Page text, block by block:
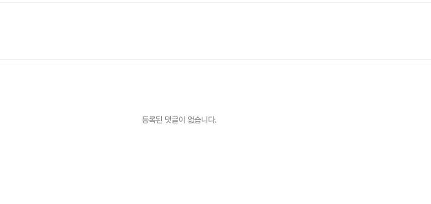
등록된 댓글이 없습니다.